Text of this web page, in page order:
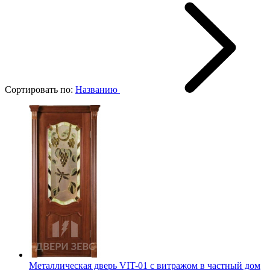
Сортировать по: Названию
Металлическая дверь VIT-01 с витражом в частный дом